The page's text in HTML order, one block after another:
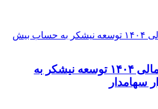
واریز سود سهام سال مالی ۱۴۰۴ توسعه نیشکر به